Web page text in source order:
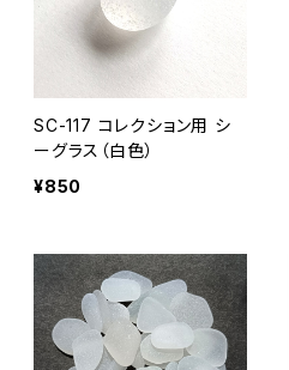
SC-117 コレクション用 シ
ーグラス（白色）
¥850